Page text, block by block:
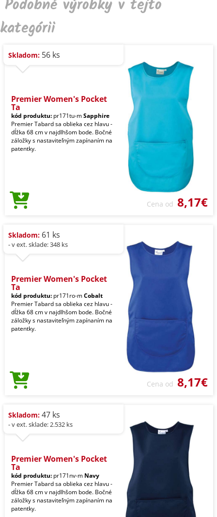
Podobné výrobky v tejto
kategórii
Skladom: 56 ks
Premier Women's Pocket
Ta
kód produktu: pr171tu-mSapphire
Premier Tabard sa oblieka cez hlavu -
dĺžka 68 cm v najdlhšom bode. Bočné
záložky s nastaviteľným zapínaním na
patentky.
Cena od 8,17€
Skladom: 61 ks
- v ext. sklade: 348 ks
Premier Women's Pocket
Ta
kód produktu: pr171ro-mCobalt
Premier Tabard sa oblieka cez hlavu -
dĺžka 68 cm v najdlhšom bode. Bočné
záložky s nastaviteľným zapínaním na
patentky.
Cena od 8,17€
Skladom: 47 ks
- v ext. sklade: 2.532 ks
Premier Women's Pocket
Ta
kód produktu: pr171nv-m Navy
Premier Tabard sa oblieka cez hlavu -
dĺžka 68 cm v najdlhšom bode. Bočné
záložky s nastaviteľným zapínaním na
patentky.